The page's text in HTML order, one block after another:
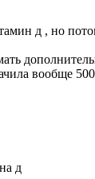
д , но
вообще
д